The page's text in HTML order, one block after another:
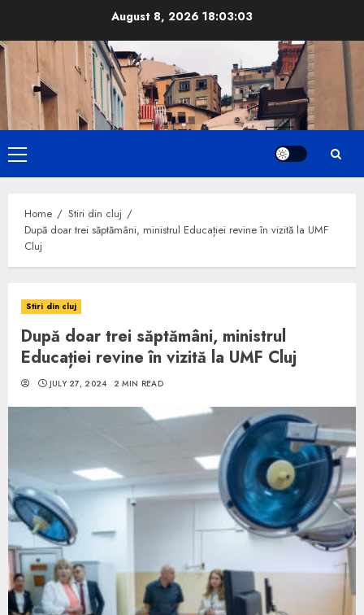
content
August 8, 2026 18:03:05
Primary
Menu
Home
Stiri din cluj
După doar trei săptămâni, ministrul Educației revine în vizită la UMF
Cluj
Stiri din cluj
După doar trei săptămâni, ministrul
Educației revine în vizită la UMF Cluj
JULY 27, 2024 2 MIN READ